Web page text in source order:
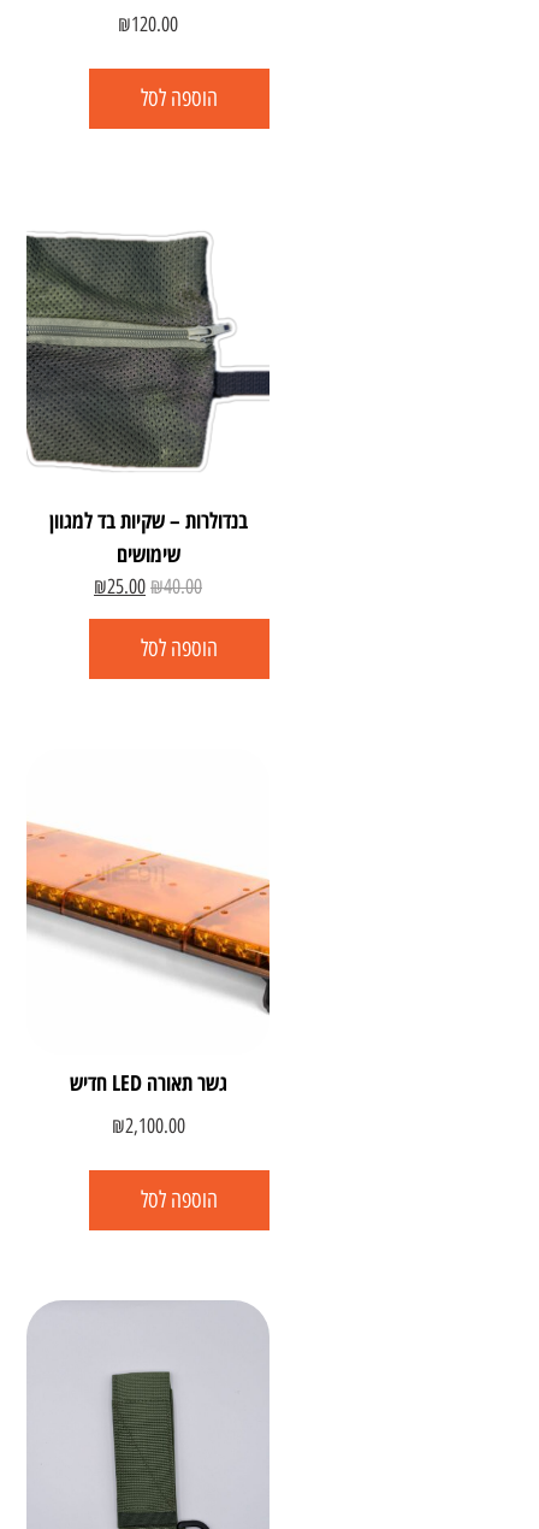
₪120.00
הוספה לסל
בנדולרות – שקיות בד למגוון
שימושים
₪40.00
₪25.00
הוספה לסל
גשר תאורה LED חדיש
₪2,100.00
הוספה לסל